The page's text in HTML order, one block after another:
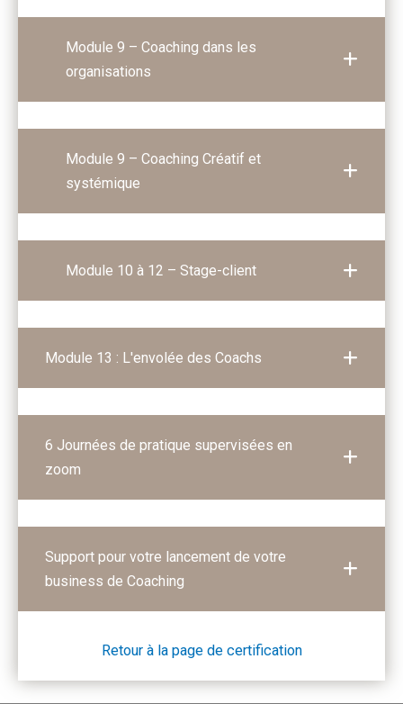
Module 9 – Coaching dans les
organisations
Module 9 – Coaching Créatif et
systémique
Module 10 à 12 – Stage-client
Module 13 : L'envolée des Coachs
6 Journées de pratique supervisées en
zoom
Support pour votre lancement de votre
business de Coaching
Retour à la page de certification